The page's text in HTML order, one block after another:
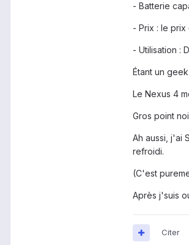
- Batterie
- Prix : le
- Utilisation :
Étant un
Le Nexus 4
Gros point
Ah aussi, j'ai
refroidi.
(C'est
Après j'suis
Citer